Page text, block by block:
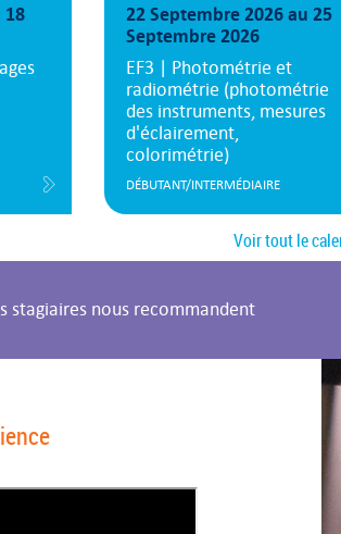
18
22 Septembre 2026 au 25
Septembre 2026
EF3 | Photométrie et
radiométrie (photométrie
des instruments, mesures
d'éclairement,
colorimétrie)
DÉBUTANT/INTERMÉDIAIRE
Voir tout le
stagiaires nous recommandent